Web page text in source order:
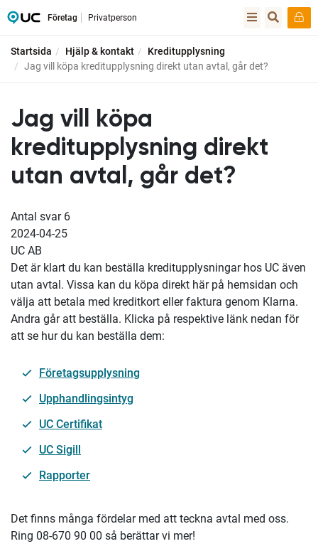
Företag Privatperson
Startsida Hjälp & kontakt
Kreditupplysning
Jag vill köpa kreditupplysning direkt utan avtal, går det?
Jag vill köpa
kreditupplysning direkt
utan avtal, går det?
Antal svar 6
2024-04-25
UC AB
Det är klart du kan beställa kreditupplysningar hos UC även
utan avtal. Vissa kan du köpa direkt här på hemsidan och
välja att betala med kreditkort eller faktura genom Klarna.
Andra går att beställa. Klicka på respektive länk nedan för
att se hur du kan beställa dem:
Företagsupplysning
Upphandlingsintyg
UC Certifikat
UC Sigill
Rapporter
Det finns många fördelar med att teckna avtal med oss.
Ring 08-670 90 00 så berättar vi mer!